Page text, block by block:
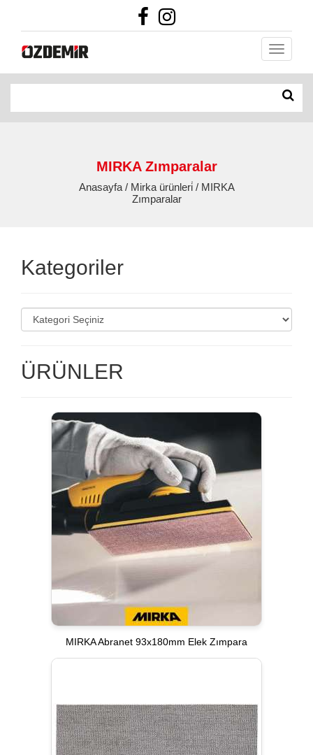
MIRKA Zımparalar
Anasayfa / Mirka ürünleri̇ / MIRKA
Zımparalar
Kategoriler
ÜRÜNLER
MIRKA Abranet 93x180mm Elek Zımpara